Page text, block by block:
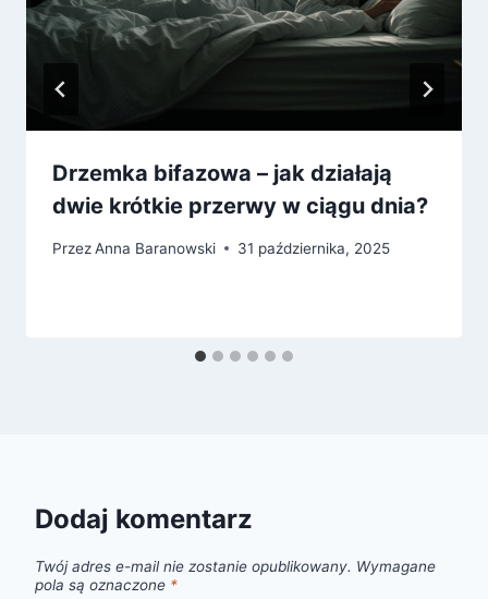
Drzemka bifazowa – jak działają
dwie krótkie przerwy w ciągu dnia?
PrzezAnna Baranowski 31 października, 2025
Dodaj komentarz
Twój adres e-mail nie zostanie opublikowany. Wymagane
pola są oznaczone *